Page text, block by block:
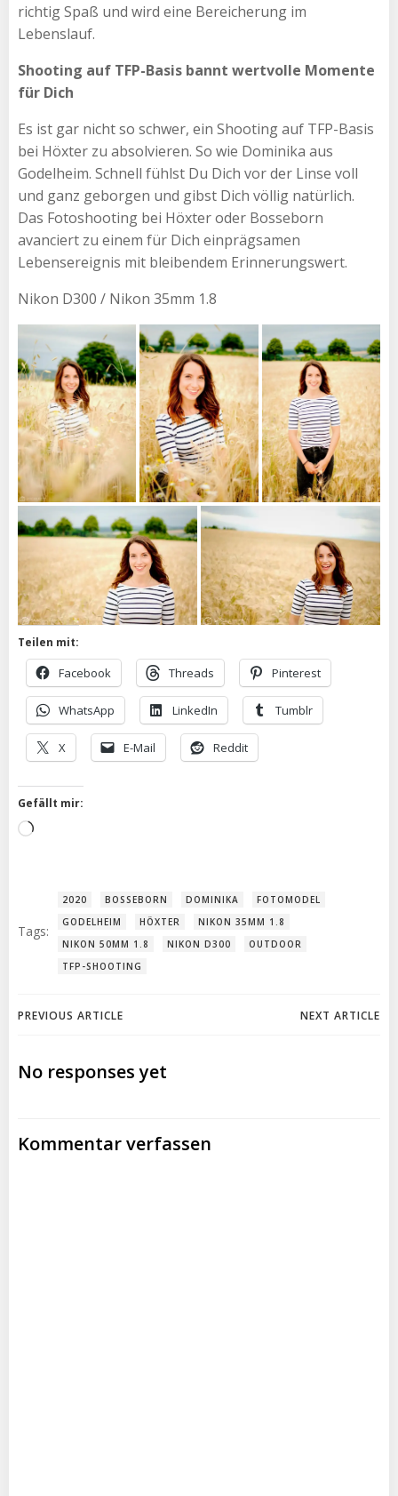
richtig Spaß und wird eine Bereicherung im
Lebenslauf.
Shooting auf TFP-Basis bannt wertvolle Momente
für Dich
Es ist gar nicht so schwer, ein Shooting auf TFP-Basis
bei Höxter zu absolvieren. So wie Dominika aus
Godelheim. Schnell fühlst Du Dich vor der Linse voll
und ganz geborgen und gibst Dich völlig natürlich.
Das Fotoshooting bei Höxter oder Bosseborn
avanciert zu einem für Dich einprägsamen
Lebensereignis mit bleibendem Erinnerungswert.
Nikon D300 / Nikon 35mm 1.8
Teilen mit:
Facebook Threads Pinterest
WhatsApp LinkedIn Tumblr
X E-Mail Reddit
Gefällt mir:
Wird
Tags:
2020 BOSSEBORN DOMINIKA
FOTOMODEL
GODELHEIM
HÖXTER
NIKON 35MM 1.8
NIKON 50MM 1.8
NIKON D300
OUTDOOR
TFP-SHOOTING
Post
navigation
PREVIOUS ARTICLE NEXT ARTICLE
No responses yet
Kommentar verfassen